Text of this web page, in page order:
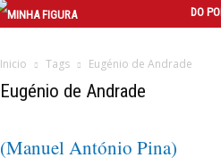
DO
Inicio Tags Eugénio de Andrade
Eugénio de Andrade
(Manuel António Pina)